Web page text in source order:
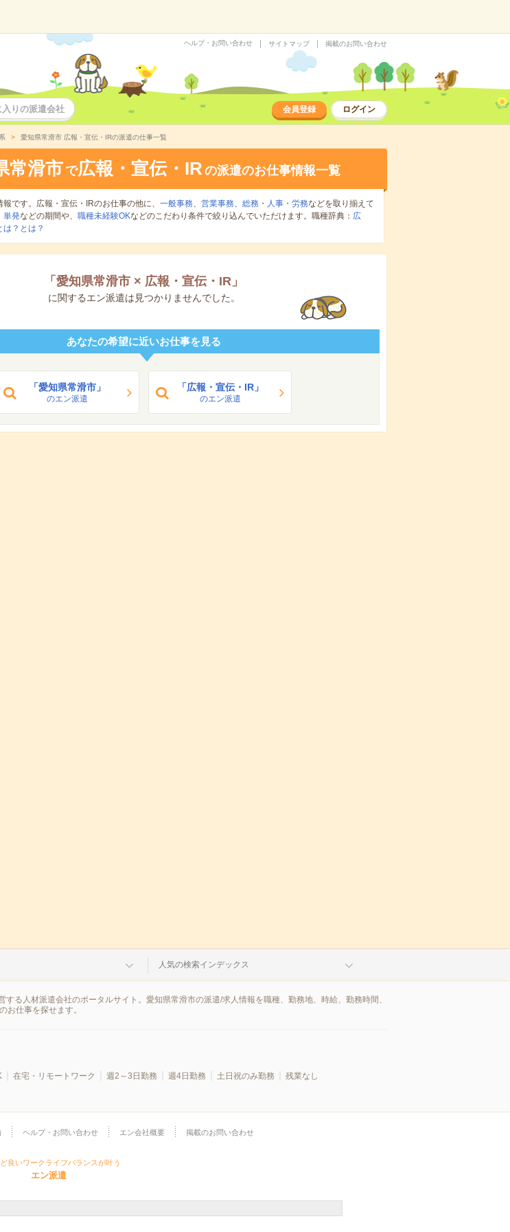
ヘルプ・お問い合わせ サイトマップ 掲載のお問い合わせ
入りの派遣会社 会員登録 ログイン
愛知県常滑市 広報・宣伝・IRの派遣の仕事一覧
常滑市 で広報・宣伝・IR の派遣のお仕事情報一覧
です。広報・宣伝・IRのお仕事の他に、 一般事務、 営業事務、 総務・人事・労務などを取り揃えて
単発などの期間や、 職種未経験OKなどのこだわり条件で絞り込んでいただけます。職種辞典： 広
？とは？
「 愛知県常滑市 × 広報・宣伝・IR 」
に関するエン派遣は見つかりませんでした。
あなたの希望に近いお仕事を見る
「愛知県常滑市」
のエン派遣
「広報・宣伝・IR」
のエン派遣
人気の検索インデックス
る人材派遣会社のポータルサイト。愛知県常滑市の派遣/求人情報を職種、勤務地、時給、勤務時間、
お仕事を探せます。
在宅・リモートワーク 週2～3日勤務 週4日勤務 土日祝のみ勤務
残業なし
ヘルプ・お問い合わせ エン会社概要 掲載のお問い合わせ
良いワークライフバランスが叶う
エン派遣